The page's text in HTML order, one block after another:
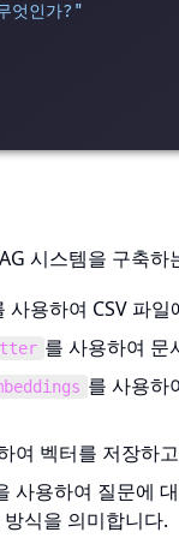
엇인가?"
시스템을 구축하
사용하여 CSV 파
를 사용하여 문
를 사용하
여 벡터를 저장하
사용하여 질문에
식을 의미합니다.